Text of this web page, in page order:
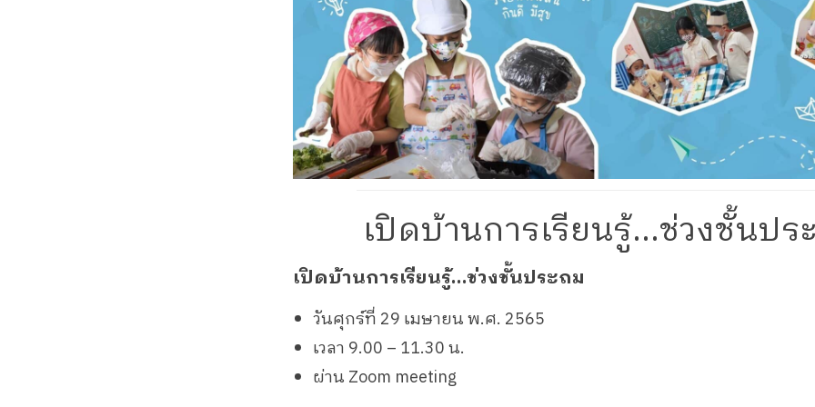
เปิดบ้านการเรียนรู้…ช่วงชั้นปร
เปิดบ้านการเรียนรู้…ช่วงชั้นประถม
วันศุกร์ที่ 29 เมษายน พ.ศ. 2565
เวลา 9.00 – 11.30 น.
ผ่าน Zoom meeting